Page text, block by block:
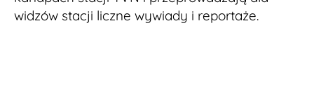
widzów stacji liczne wywiady i reportaże.